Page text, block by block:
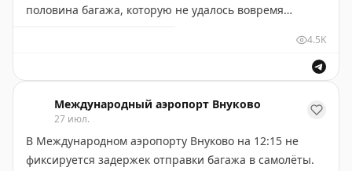
половина багажа, которую не удалось вовремя
Весь день система обработки багажа работает в
нормальном режиме. Задержки с отправкой багажа
на борты не фиксируются. Мы привлекли подрядчика
системы и максимальное количество сотрудников
4.5K
Международный аэропорт Внуково
27 июл.
В Международном аэропорту Внуково на 12:15 не
фиксируется задержек отправки багажа в самолёты.